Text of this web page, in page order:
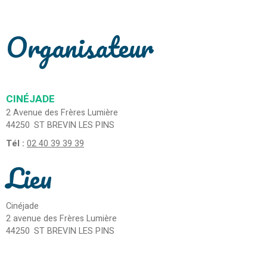
Organisateur
CINÉJADE
2 Avenue des Frères Lumière
44250 ST BREVIN LES PINS
Tél : 02 40 39 39 39
Lieu
Cinéjade
2 avenue des Frères Lumière
44250 ST BREVIN LES PINS